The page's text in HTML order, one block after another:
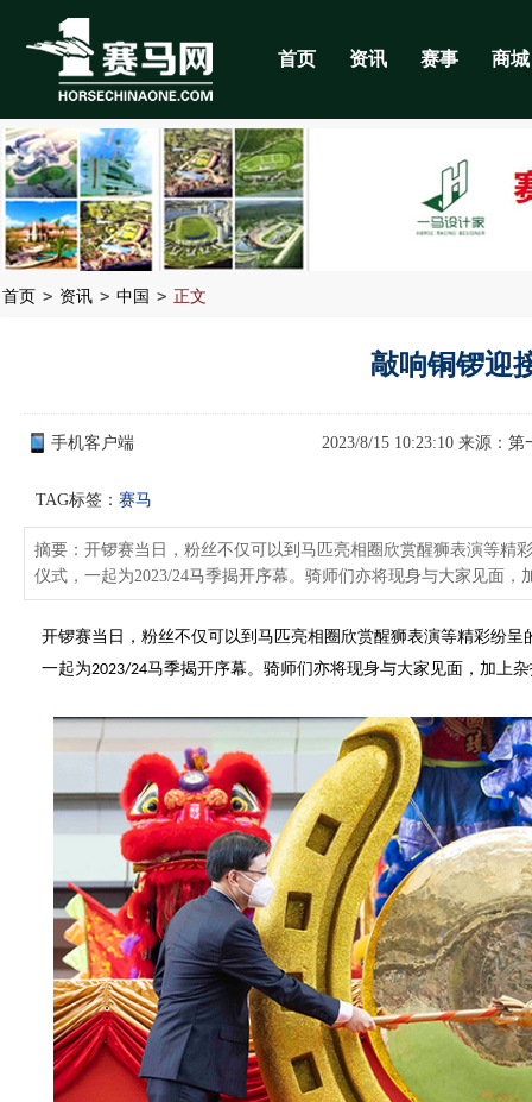
首页 资讯 赛事 商城
首页 > 资讯 > 中国 > 正文
敲响铜锣迎
手机客户端 2023/8/15 10:23:10 来源： 第
TAG标签： 赛马
摘要：开锣赛当日，粉丝不仅可以到马匹亮相圈欣赏醒狮表演等精
仪式，一起为2023/24马季揭开序幕。骑师们亦将现身与大家见面
开锣赛当日， 粉丝不仅可以到马匹亮相圈欣赏醒狮表演等精彩纷呈
一起为2023/24马季揭开序幕。骑师们亦将现身与大家见面，加上